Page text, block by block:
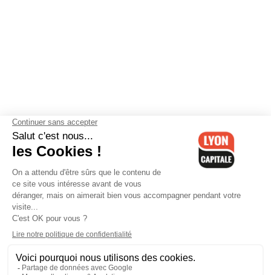
Contactez-nous-Mentions légales-CGV-Politique de